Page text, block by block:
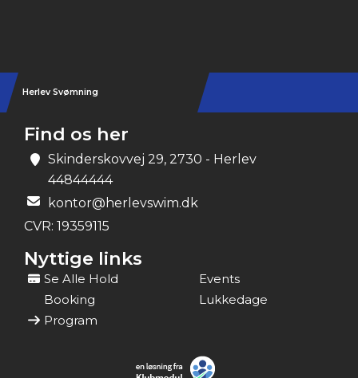
Herlev Svømning
Find os her
Skinderskovvej 29, 2730 - Herlev
44844444
kontor@herlevswim.dk
CVR: 19359115
Nyttige links
Se Alle Hold
Events
Booking
Lukkedage
Program